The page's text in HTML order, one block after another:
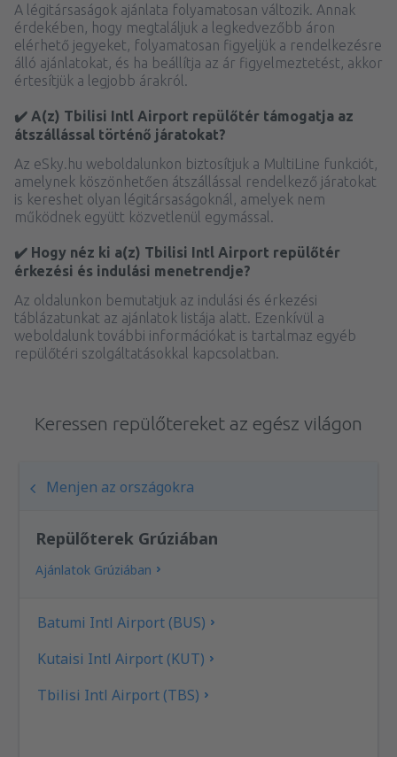
A légitársaságok ajánlata folyamatosan változik. Annak
érdekében, hogy megtaláljuk a legkedvezőbb áron
elérhető jegyeket, folyamatosan figyeljük a rendelkezésre
álló ajánlatokat, és ha beállítja az ár figyelmeztetést, akkor
értesítjük a legjobb árakról.
✔️ A(z) Tbilisi Intl Airport repülőtér támogatja az
átszállással történő járatokat?
Az eSky.hu weboldalunkon biztosítjuk a MultiLine funkciót,
amelynek köszönhetően átszállással rendelkező járatokat
is kereshet olyan légitársaságoknál, amelyek nem
működnek együtt közvetlenül egymással.
✔️ Hogy néz ki a(z) Tbilisi Intl Airport repülőtér
érkezési és indulási menetrendje?
Az oldalunkon bemutatjuk az indulási és érkezési
táblázatunkat az ajánlatok listája alatt. Ezenkívül a
weboldalunk további információkat is tartalmaz egyéb
repülőtéri szolgáltatásokkal kapcsolatban.
Keressen repülőtereket az egész világon
Menjen az országokra
Repülőterek Grúziában
Ajánlatok Grúziában
Batumi Intl Airport (BUS)
Kutaisi Intl Airport (KUT)
Tbilisi Intl Airport (TBS)